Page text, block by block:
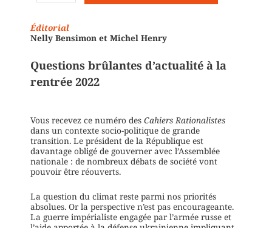
Éditorial
Nelly Bensimon et Michel Henry
Questions brûlantes d’actualité à la
rentrée 2022
Vous recevez ce numéro des Cahiers Rationalistes
dans un contexte socio-politique de grande
transition. Le président de la République est
davantage obligé de gouverner avec l’Assemblée
nationale : de nombreux débats de société vont
pouvoir être réouverts.
La question du climat reste parmi nos priorités
absolues. Or la perspective n’est pas encourageante.
La guerre impérialiste engagée par l’armée russe et